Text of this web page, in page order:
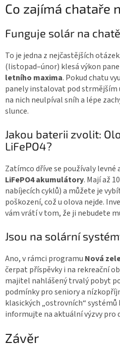
Co zajímá chataře
Funguje solár na
To je jedna z nejčastějších
(listopad–únor) klesá výkon
letního maxima. Pokud chatu
panely instalovat pod strmějším
na nich neulpíval sníh a lépe
slunce.
Jakou baterii zvolit:
LiFePO4?
Zatímco dříve se používaly
LiFePO4 akumulátory. Mají až
nabíjecích cyklů) a můžete je
poškození, což u olova nejde.
vám vrátí v tom, že ji nebudete
Jsou na solární
Ano, v rámci programu Nová
čerpat příspěvky i na rekreační
majitel nahlášený trvalý pobyt
podmínky pro seniory a
klasických „ostrovních“
informujte na aktuální výzvy pro
Závěr